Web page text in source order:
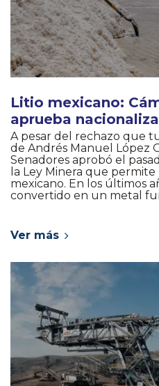
Litio mexicano:
aprueba
A pesar del rechazo que
de Andrés Manuel López
Senadores aprobó el
la Ley Minera que
mexicano. En los últimos
convertido en un metal
Ver más